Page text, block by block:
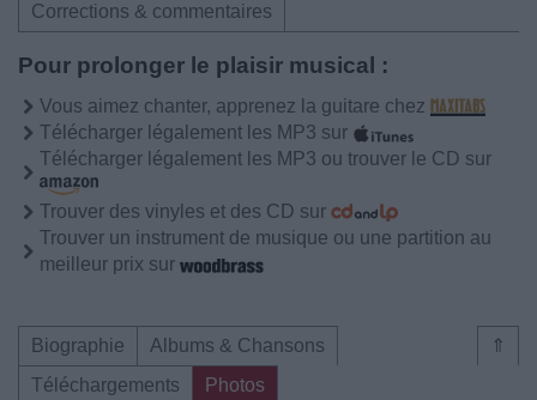
Corrections & commentaires
Pour prolonger le plaisir musical :
Vous aimez chanter, apprenez la guitare chez
Télécharger légalement les MP3 sur
Télécharger légalement les MP3 ou trouver le CD sur
Trouver des vinyles et des CD sur
Trouver un instrument de musique ou une partition au
meilleur prix sur
⇑
Biographie
Albums & Chansons
Téléchargements
Photos